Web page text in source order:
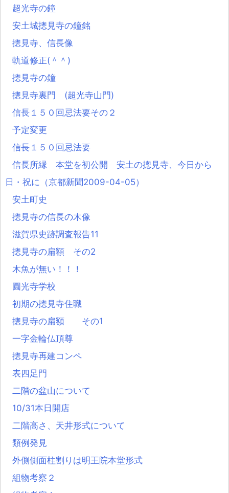
超光寺の鐘
安土城摠見寺の鐘銘
摠見寺、信長像
軌道修正(＾＾)
摠見寺の鐘
摠見寺裏門 (超光寺山門)
信長１５０回忌法要その２
予定変更
信長１５０回忌法要
信長所縁 本堂を初公開 安土の摠見寺、今日から
日・祝に（京都新聞2009-04-05）
安土町史
摠見寺の信長の木像
滋賀県史跡調査報告11
摠見寺の扁額 その2
木魚が無い！！！
圓光寺学校
初期の摠見寺住職
摠見寺の扁額 その1
一字金輪仏頂尊
摠見寺再建コンペ
表四足門
二階の盆山について
10/31本日開店
二階高さ、天井形式について
類例発見
外側側面柱割りは明王院本堂形式
組物考察２